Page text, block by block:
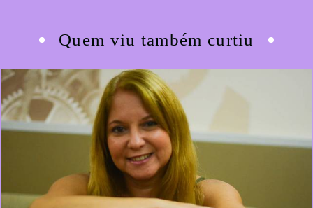
Quem viu também curtiu